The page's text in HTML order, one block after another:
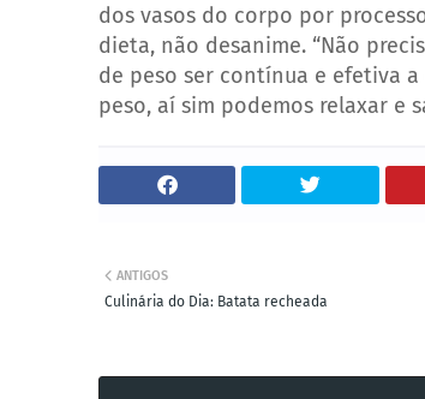
dos vasos do corpo por
dieta, não desanime. “Não
de peso ser contínua e efetiva
peso, aí sim podemos relaxar e
ANTIGOS
Culinária do Dia: Batata recheada